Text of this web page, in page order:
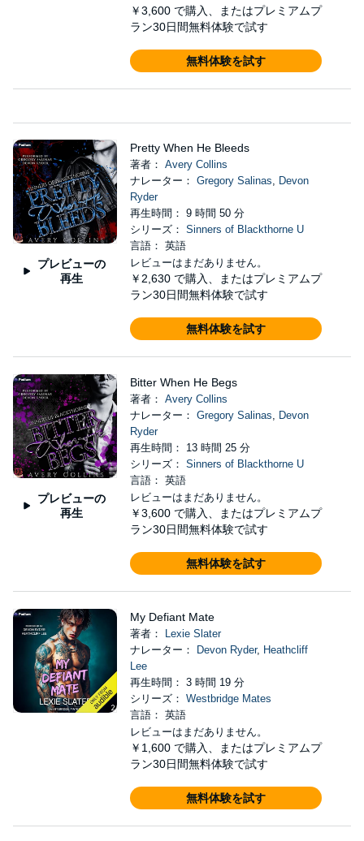
￥3,600 で購入、またはプレミアムプ
ラン30日間無料体験で試す
無料体験を試す
プレビューの
再生
Pretty When He Bleeds
著者： Avery Collins
ナレーター： Gregory Salinas, Devon
Ryder
再生時間： 9 時間 50 分
シリーズ： Sinners of Blackthorne U
言語： 英語
レビューはまだありません。
￥2,630 で購入、またはプレミアムプ
ラン30日間無料体験で試す
無料体験を試す
プレビューの
再生
Bitter When He Begs
著者： Avery Collins
ナレーター： Gregory Salinas, Devon
Ryder
再生時間： 13 時間 25 分
シリーズ： Sinners of Blackthorne U
言語： 英語
レビューはまだありません。
￥3,600 で購入、またはプレミアムプ
ラン30日間無料体験で試す
無料体験を試す
My Defiant Mate
著者：
Lexie Slater
ナレーター：
Devon Ryder, Heathcliff
Lee
再生時間： 3 時間 19 分
シリーズ： Westbridge Mates
言語： 英語
レビューはまだありません。
￥1,600 で購入、またはプレミアムプ
ラン30日間無料体験で試す
無料体験を試す